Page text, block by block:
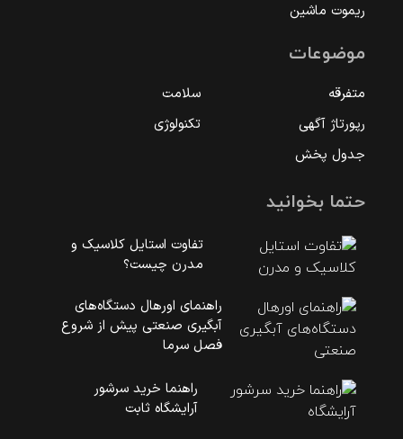
ریموت ماشین
موضوعات
متفرقه
سلامت
رپورتاژ آگهی
تکنولوژی
جدول پخش
حتما بخوانید
تفاوت استایل کلاسیک و
مدرن چیست؟
راهنمای اورهال دستگاه‌های
آبگیری صنعتی پیش از شروع
فصل سرما
راهنما خرید سرشور
آرایشگاه ثابت